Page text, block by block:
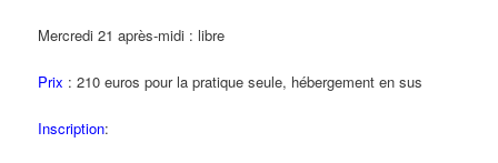
Mercredi 21 après-midi : libre
Prix : 210 euros pour la pratique seule, hébergement en sus
Inscription: